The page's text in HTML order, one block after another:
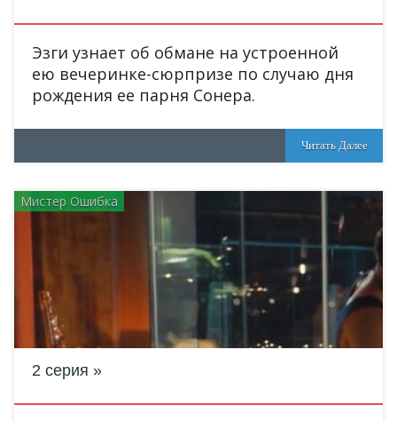
Эзги узнает об обмане на устроенной
ею вечеринке-сюрпризе по случаю дня
рождения ее парня Сонера.
Читать Далее
Мистер Ошибка
2 серия